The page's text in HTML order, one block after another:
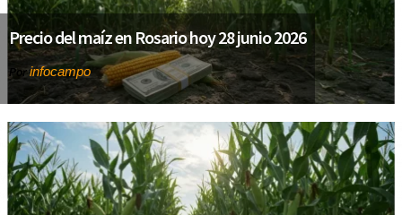
Precio del maíz en Rosario hoy 28 junio 2026
Porinfocampo